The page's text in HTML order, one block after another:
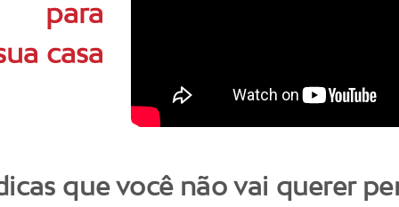
para
casa
que você não vai querer